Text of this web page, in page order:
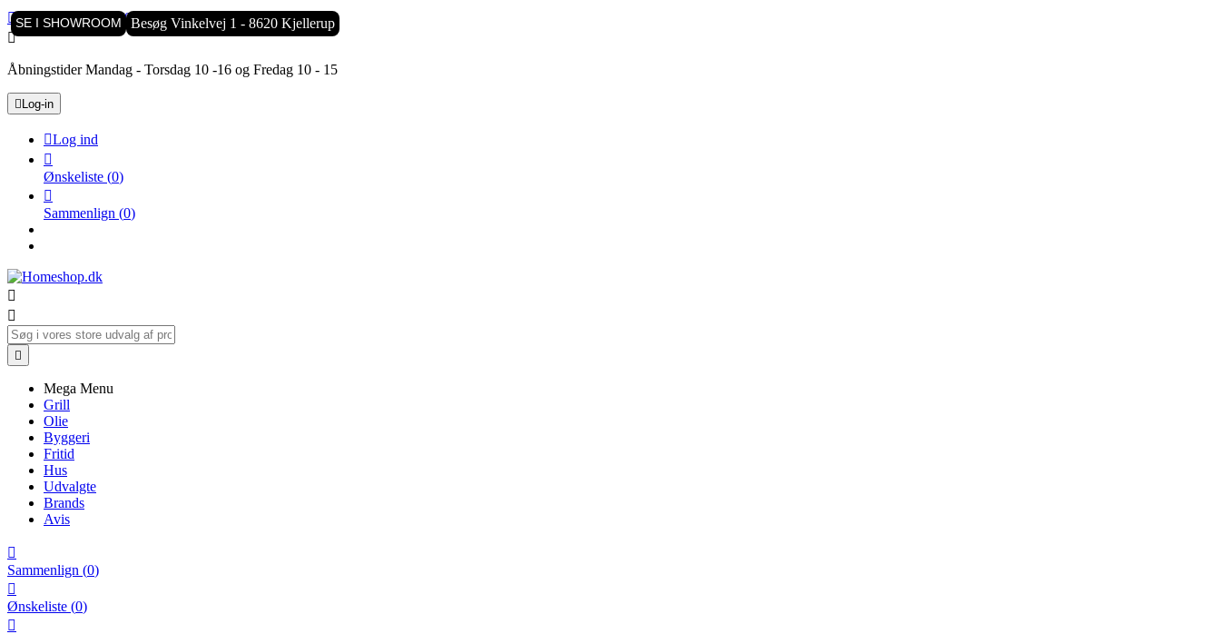
Kundeservice:8770 2525

Åbningstider Mandag - Torsdag 10 -16 og Fredag 10 - 15
 Log-in
Log ind

Ønskeliste (0)

Sammenlign (0)



Mega Menu
Grill
Olie
Byggeri
Fritid
Hus
Udvalgte
Brands
Avis

Sammenlign (0)

Ønskeliste (0)

SE I SHOWROOM Besøg Vinkelvej 1 - 8620 Kjellerup